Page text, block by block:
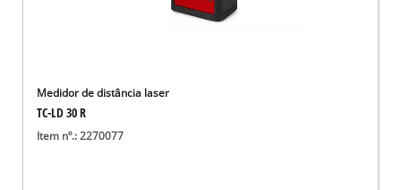
Medidor de distância laser
TC-LD 30 R
Item nº.: 2270077